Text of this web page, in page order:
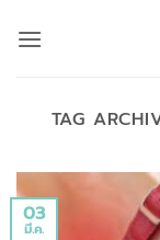
TAG
03
มี.ค.